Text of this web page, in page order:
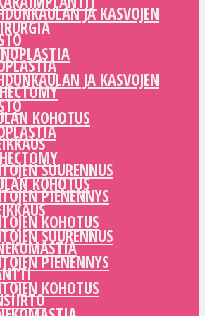
JA KASVOJEN
KOHOTUS
SUURENNUS
PIENENNYS
KOHOTUS
JA KASVOJEN
KOHOTUS
SUURENNUS
PIENENNYS
KOHOTUS